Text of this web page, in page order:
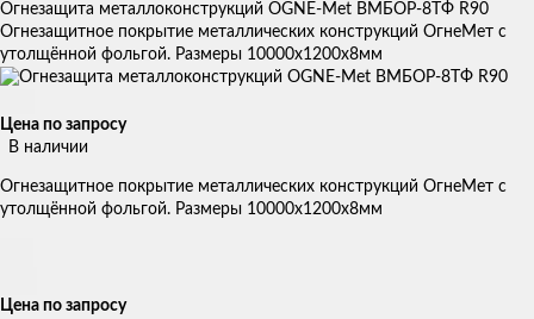
Огнезащита металлоконструкций OGNE-Met ВМБОР-8ТФ R90
Огнезащитное покрытие металлических конструкций ОгнеМет с
утолщённой фольгой. Размеры 10000х1200х8мм
Цена по запросу
В наличии
Огнезащитное покрытие металлических конструкций ОгнеМет с
утолщённой фольгой. Размеры 10000х1200х8мм
Цена по запросу